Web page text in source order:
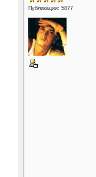
Публикации: 5877